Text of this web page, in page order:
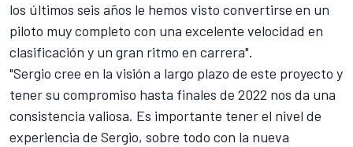
los últimos seis años le hemos visto convertirse en un
piloto muy completo con una excelente velocidad en
clasificación y un gran ritmo en carrera".
"Sergio cree en la visión a largo plazo de este proyecto y
tener su compromiso hasta finales de 2022 nos da una
consistencia valiosa. Es importante tener el nivel de
experiencia de Sergio, sobre todo con la nueva